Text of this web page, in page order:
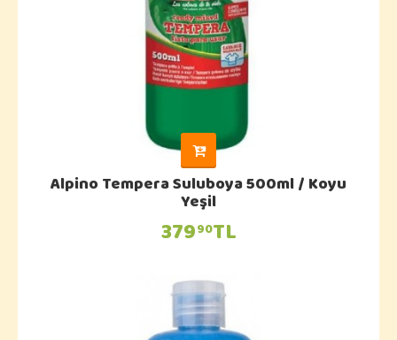
Alpino Tempera Suluboya 500ml / Koyu
Yeşil
37990TL